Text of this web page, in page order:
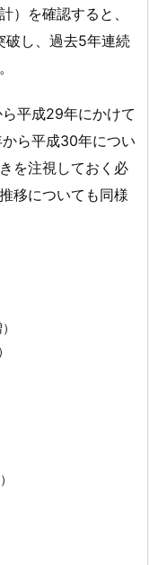
）を確認すると、
し、過去5年連続
平成29年にかけて
ら平成30年につい
を注視しておく必
移についても同様